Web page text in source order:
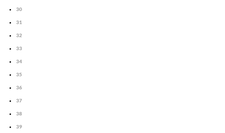
30
31
32
33
34
35
36
37
38
39